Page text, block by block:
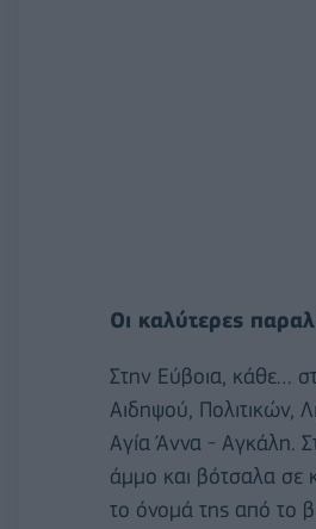
Οι καλύτερες
Στην Εύβοια, κάθε…
Αιδηψού, Πολιτικών,
Αγία Άννα - Αγκάλη.
άμμο και βότσαλα σε
το όνομά της από το